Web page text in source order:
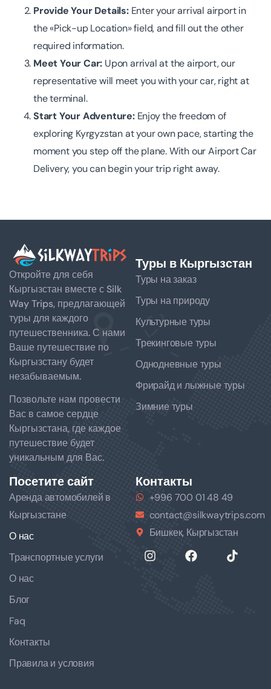
Provide Your Details:Enter your arrival airport in
the «Pick-up Location» field, and fill out the other
required information.
Meet Your Car: Upon arrival at the airport, our
representative will meet you with your car, right at
the terminal.
Start Your Adventure:Enjoy the freedom of
exploring Kyrgyzstan at your own pace, starting the
moment you step off the plane. With our Airport Car
Delivery, you can begin your trip right away.
Откройте для себя
Кыргызстан вместе с Silk
Way Trips, предлагающей
туры для каждого
путешественника. С нами
Ваше путешествие по
Кыргызстану будет
незабываемым.
Позвольте нам провести
Вас в самое сердце
Кыргызстана, где каждое
путешествие будет
уникальным для Вас.
Туры в Кыргызстан
Туры на заказ
Туры на природу
Культурные туры
Трекинговые туры
Однодневные туры
Фрирайд и лыжные туры
Зимние туры
Посетите сайт
Аренда автомобилей в
Кыргызстане
О нас
Транспортные услуги
О нас
Блог
Faq
Контакты
Правила и условия
Контакты
+996 700 01 48 49
contact@silkwaytrips.com
Бишкек, Кыргызстан